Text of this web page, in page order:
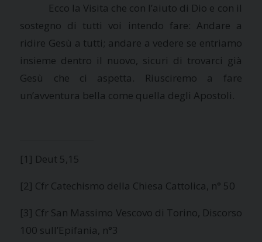
Ecco la Visita che con l’aiuto di Dio e con il
sostegno di tutti voi intendo fare: Andare a
ridire Gesù a tutti; andare a vedere se entriamo
insieme dentro il nuovo, sicuri di trovarci già
Gesù che ci aspetta. Riusciremo a fare
un’avventura bella come quella degli Apostoli.
[1] Deut 5,15
[2] Cfr Catechismo della Chiesa Cattolica, n° 50
[3] Cfr San Massimo Vescovo di Torino, Discorso
100 sull’Epifania, n°3